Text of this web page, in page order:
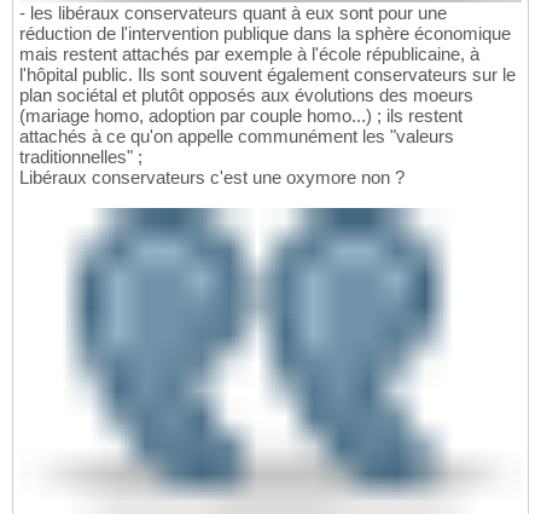
- les libéraux conservateurs quant à eux sont pour une
réduction de l'intervention publique dans la sphère économique
mais restent attachés par exemple à l'école républicaine, à
l'hôpital public. Ils sont souvent également conservateurs sur le
plan sociétal et plutôt opposés aux évolutions des moeurs
(mariage homo, adoption par couple homo...) ; ils restent
attachés à ce qu'on appelle communément les "valeurs
traditionnelles" ;
Libéraux conservateurs c'est une oxymore non ?